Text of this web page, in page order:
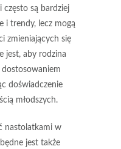
często są bardziej
i trendy, lecz mogą
zmieniających się
jest, aby rodzina
doświadczenie
młodszych.
nastolatkami w
jest także